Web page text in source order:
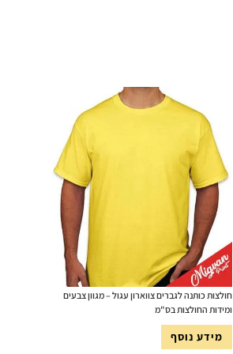
חולצות כותנה לגברים צווארון עגול – מגוון צבעים
ומידות החולצות בס"מ
מידע נוסף